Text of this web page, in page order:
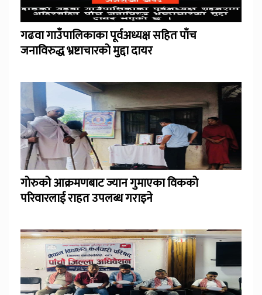
गढवा गाउँपालिकाका पूर्वअध्यक्ष सहित पाँच
जनाविरुद्ध भ्रष्टाचारको मुद्दा दायर
गोरुको आक्रमणबाट ज्यान गुमाएका विकको
परिवारलाई राहत उपलब्ध गराइने